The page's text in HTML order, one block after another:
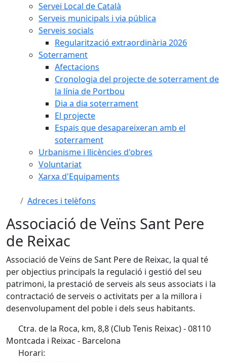
Servei Local de Català
Serveis municipals i via pública
Serveis socials
Regularització extraordinària 2026
Soterrament
Afectacions
Cronologia del projecte de soterrament de
la línia de Portbou
Dia a dia soterrament
El projecte
Espais que desapareixeran amb el
soterrament
Urbanisme i llicències d'obres
Voluntariat
Xarxa d'Equipaments
Adreces i telèfons
Associació de Veïns Sant Pere
de Reixac
Associació de Veïns de Sant Pere de Reixac, la qual té
per objectius principals la regulació i gestió del seu
patrimoni, la prestació de serveis als seus associats i la
contractació de serveis o activitats per a la millora i
desenvolupament del poble i dels seus habitants.
Ctra. de la Roca, km, 8,8 (Club Tenis Reixac) - 08110
Montcada i Reixac - Barcelona
Horari: